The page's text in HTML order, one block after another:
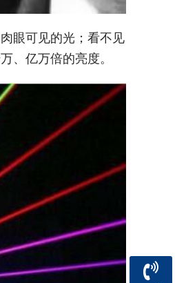
眼可见的光；看不见
、亿万倍的亮度。